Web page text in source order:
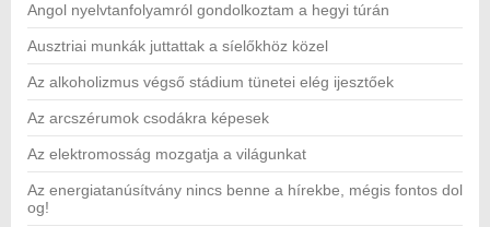
Angol nyelvtanfolyamról gondolkoztam a hegyi túrán
Ausztriai munkák juttattak a síelőkhöz közel
Az alkoholizmus végső stádium tünetei elég ijesztőek
Az arcszérumok csodákra képesek
Az elektromosság mozgatja a világunkat
Az energiatanúsítvány nincs benne a hírekbe, mégis fontos dol
og!